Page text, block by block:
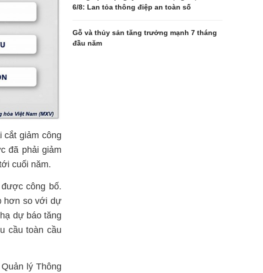
cắt giảm công
đã phải giảm
cuối năm.
công bố.
hơn so với dự
dự báo tăng
cầu toàn cầu
lý Thông
6/8: Lan tỏa thông điệp an toàn số
Gỗ và thủy sản tăng trưởng mạnh 7 tháng
đầu năm